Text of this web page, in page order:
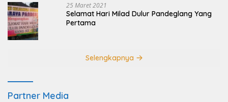
25 Maret 2021
Selamat Hari Milad Dulur Pandeglang Yang
Pertama
Selengkapnya
Partner Media